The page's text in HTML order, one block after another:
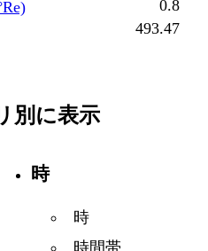
0.8
493.47
別に表示
時
時
時間帯